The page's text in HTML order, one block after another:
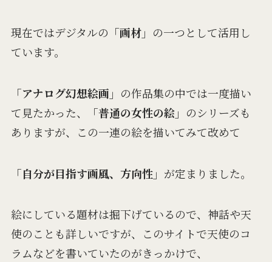
現在ではデジタルの 「画材」 の一つとして活用し
ています。
「アナログ幻想絵画」 の作品集の中では一度描い
て見たかった、
「普通の女性の絵」 のシリーズも
ありますが、この一連の絵を描いてみて改めて
「自分が目指す画風、方向性」 が定まりました。
絵にしている題材は掘下げているので、神話や天
使のことも詳しいですが、このサイトで天使のコ
ラムなどを書いていたのがきっかけで、